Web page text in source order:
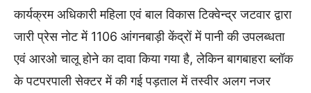
कार्यक्रम अधिकारी महिला एवं बाल विकास टिक्वेन्द्र जटवार द्वारा
जारी प्रेस नोट में 1106 आंगनबाड़ी केंद्रों में पानी की उपलब्धता
एवं आरओ चालू होने का दावा किया गया है, लेकिन बागबाहरा ब्लॉक
के पटपरपाली सेक्टर में की गई पड़ताल में तस्वीर अलग नजर